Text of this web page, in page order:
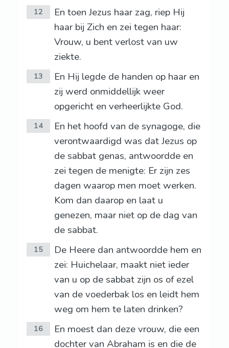
12
En toen Jezus haar zag, riep Hij
haar bij Zich en zei tegen haar:
Vrouw, u bent verlost van uw
ziekte.
13
En Hij legde de handen op haar en
zij werd onmiddellijk weer
opgericht en verheerlijkte God.
14
En het hoofd van de synagoge, die
verontwaardigd was dat Jezus op
de sabbat genas, antwoordde en
zei tegen de menigte: Er zijn zes
dagen waarop men moet werken.
Kom dan daarop en laat u
genezen, maar niet op de dag van
de sabbat.
15
De Heere dan antwoordde hem en
zei: Huichelaar, maakt niet ieder
van u op de sabbat zijn os of ezel
van de voederbak los en leidt hem
weg om hem te laten drinken?
16
En moest dan deze vrouw, die een
dochter van Abraham is en die de